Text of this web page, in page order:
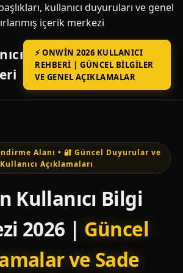
kullanıcı duyuruları ve genel
içerik merkezi
⚡ ONWIN 2026 KULLANICI
REHBERI | GÜNCEL BILGILER
VE GENEL AÇIKLAMALAR
Alanı • 🔐 Güncel Duyurular ve
Kullanıcı Açıklamaları
Kullanıcı Bilgi
2026 | Güncel
ve Sade